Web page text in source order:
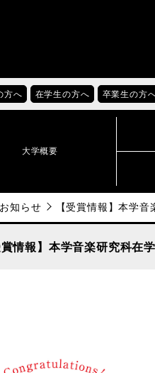
方へ 在学生の方へ 卒業生の方
大学概要
お知らせ 【受賞情報】本学
賞情報】本学音楽研究科在